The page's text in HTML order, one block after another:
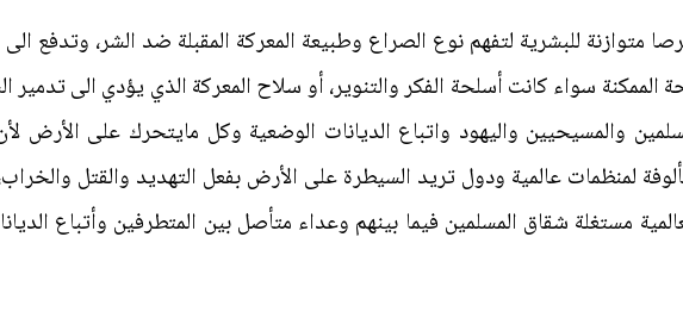
متوازنة للبشرية لتفهم نوع الصراع وطبيعة المعركة المقبلة ضد الشر، وتدفع
سواء كانت أسلحة الفكر والتنوير، أو سلاح المعركة الذي يؤدي الى تدمير
والمسيحيين واليهود واتباع الديانات الوضعية وكل مايتحرك على الأرض
لمنظمات عالمية ودول تريد السيطرة على الأرض بفعل التهديد والقتل
مستغلة شقاق المسلمين فيما بينهم وعداء متأصل بين المتطرفين وأتباع